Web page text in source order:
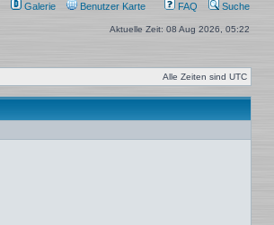
Galerie Benutzer Karte FAQ Suche
Aktuelle Zeit: 08 Aug 2026, 05:22
Alle Zeiten sind UTC